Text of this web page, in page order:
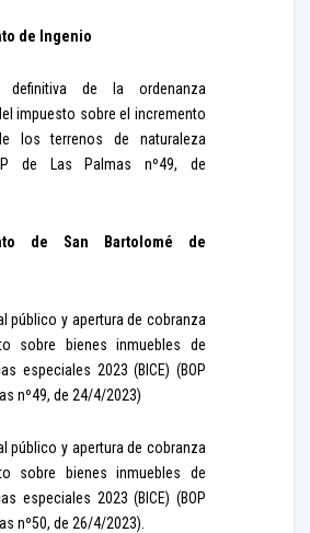
de Ingenio
definitiva de la ordenanza
impuesto sobre el incremento
los terrenos de naturaleza
de Las Palmas nº49, de
de San Bartolomé de
público y apertura de cobranza
sobre bienes inmuebles de
especiales 2023 (BICE) (BOP
nº49, de 24/4/2023)
público y apertura de cobranza
sobre bienes inmuebles de
especiales 2023 (BICE) (BOP
nº50, de 26/4/2023).